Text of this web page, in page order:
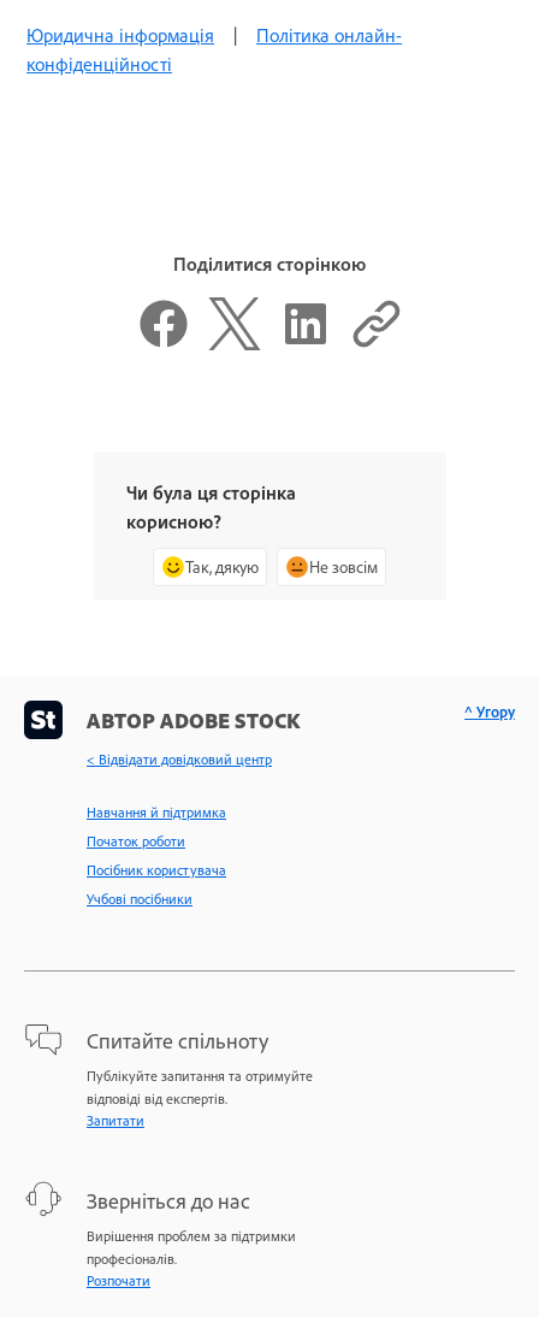
Юридична інформація | Політика онлайн-
конфіденційності
Поділитися сторінкою
Чи була ця сторінка
корисною?
Так, дякую Не зовсім
АВТОР ADOBE STOCK
< Відвідати довідковий центр
Навчання й підтримка
Початок роботи
Посібник користувача
Учбові посібники
Спитайте спільноту
Публікуйте запитання та отримуйте
відповіді від експертів.
Запитати
Зверніться до нас
Вирішення проблем за підтримки
професіоналів.
Розпочати
^ Угору